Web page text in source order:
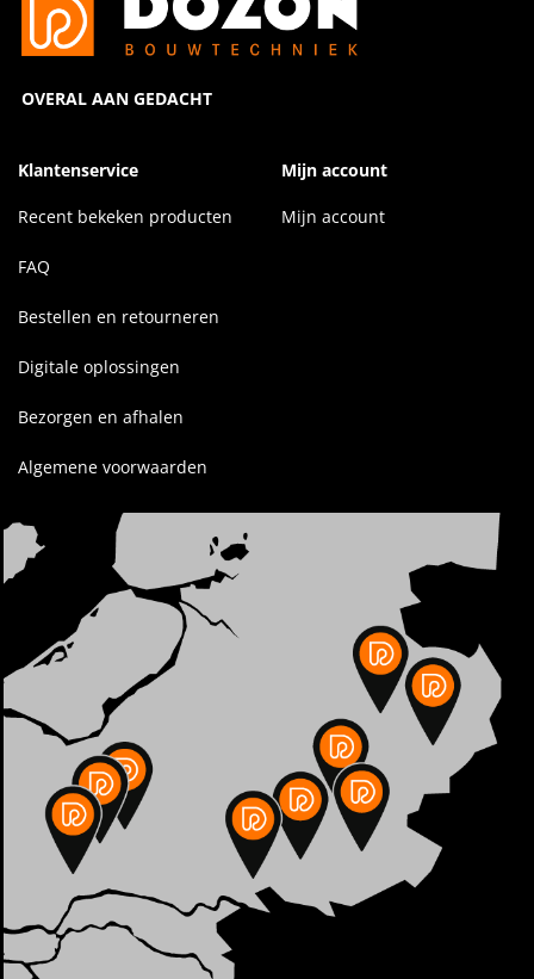
OVERAL AAN GEDACHT
Klantenservice
Recent bekeken producten
FAQ
Bestellen en retourneren
Digitale oplossingen
Bezorgen en afhalen
Algemene voorwaarden
Mijn account
Mijn account